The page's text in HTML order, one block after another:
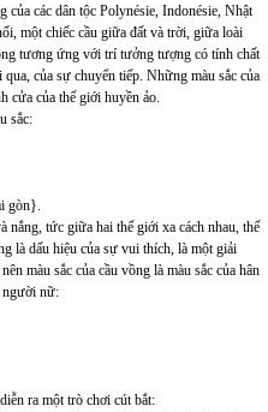
các dân tộc Polynésie, Indonésie, Nhật
một chiếc cầu giữa đất và trời, giữa loài
tương ứng với trí tưởng tượng có tính chất
của sự chuyển tiếp. Những màu sắc của
cửa của thế giới huyền ảo.
sắc:
gòn}.
nắng, tức giữa hai thế giới xa cách nhau, thế
là dấu hiệu của sự vui thích, là một giải
màu sắc của cầu vồng là màu sắc của hân
người nữ:
ra một trò chơi cút bắt: